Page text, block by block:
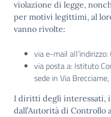
violazione di legge,
per motivi legittimi, al
vanno rivolte:
via e-mail
via posta a: Istituto
sede in Via
I diritti degli interessati,
dall’Autorità di Controllo